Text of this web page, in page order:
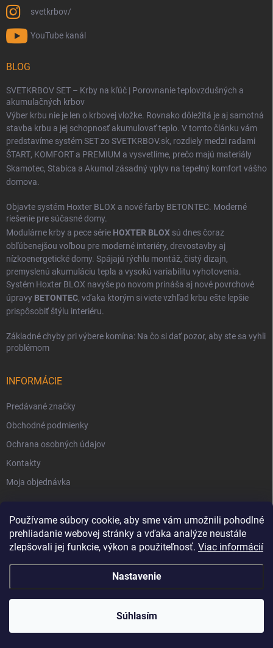
Používame súbory cookie, aby sme vám umožnili pohodlné
prehliadanie webovej stránky a vďaka analýze neustále
zlepšovali jej funkcie, výkon a použiteľnosť. Viac informácií
Nastavenie
Súhlasím
svetkrbov/
YouTube kanál
BLOG
SVETKRBOV SET – Krby na kľúč | Porovnanie teplovzdušných a
akumulačných krbov
Výber krbu nie je len o krbovej vložke. Rovnako dôležitá je aj samotná
stavba krbu a jej schopnosť akumulovať teplo. V tomto článku vám
predstavíme systém SET zo SVETKRBOV.sk, rozdiely medzi radami
ŠTART, KOMFORT a PREMIUM a vysvetlíme, prečo majú materiály
Skamotec, Stabica a Akumol zásadný vplyv na tepelný komfort vášho
domova.
Objavte systém Hoxter BLOX a nové farby BETONTEC. Moderné
riešenie pre súčasné domy.
Modulárne krby a pece série HOXTER BLOX sú dnes čoraz
obľúbenejšou voľbou pre moderné interiéry, drevostavby aj
nízkoenergetické domy. Spájajú rýchlu montáž, čistý dizajn,
premyslenú akumuláciu tepla a vysokú variabilitu vyhotovenia.
Systém Hoxter BLOX navyše po novom prináša aj nové povrchové
úpravy BETONTEC, vďaka ktorým si viete vzhľad krbu ešte lepšie
prispôsobiť štýlu interiéru.
Základné chyby pri výbere komína: Na čo si dať pozor, aby ste sa vyhli
problémom
INFORMÁCIE
Predávané značky
Obchodné podmienky
Ochrana osobných údajov
Kontakty
Moja objednávka
Svet Krbov . Všetky práva vyhradené.